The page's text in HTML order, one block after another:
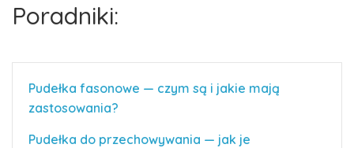
Poradniki:
Pudełka fasonowe — czym są i jakie mają
zastosowania?
Pudełka do przechowywania — jak je